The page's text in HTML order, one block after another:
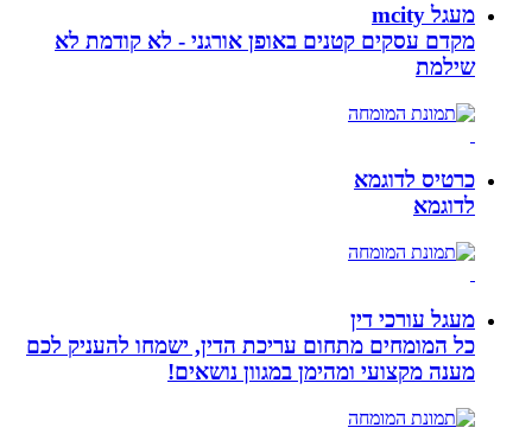
מעגל mcity
מקדם עסקים קטנים באופן אורגני - לא קודמת לא
שילמת
כרטיס לדוגמא
לדוגמא
מעגל עורכי דין
כל המומחים מתחום עריכת הדין, ישמחו להעניק לכם
מענה מקצועי ומהימן במגוון נושאים!